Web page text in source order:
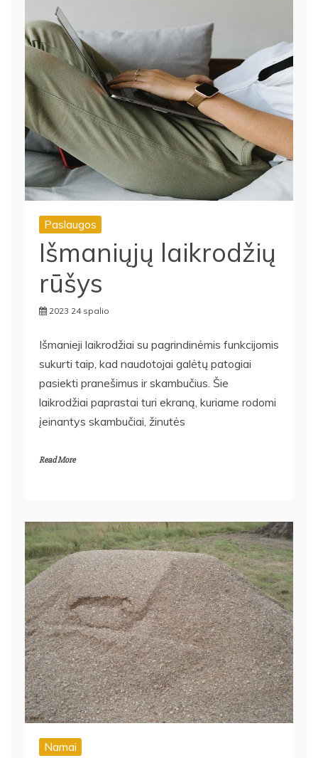
Paslaugos
Išmaniųjų laikrodžių
rūšys
2023 24 spalio
Išmanieji laikrodžiai su pagrindinėmis funkcijomis
sukurti taip, kad naudotojai galėtų patogiai
pasiekti pranešimus ir skambučius. Šie
laikrodžiai paprastai turi ekraną, kuriame rodomi
įeinantys skambučiai, žinutės
Read More
Namai